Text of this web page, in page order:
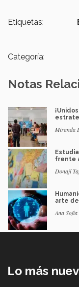
Etiquetas:
Categoría:
Notas
Miranda
frente
Donají
arte
Ana
Lo más